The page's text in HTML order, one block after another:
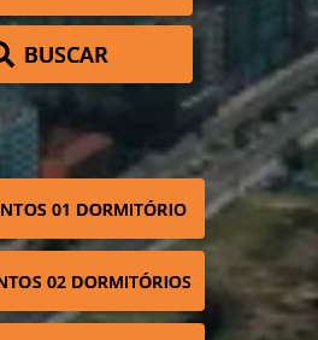
BUSCAR
01 DORMITÓRIO
02 DORMITÓRIOS